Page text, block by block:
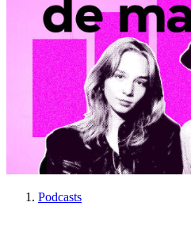
Podcasts